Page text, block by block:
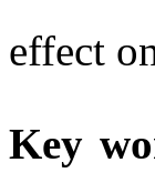
effect
Key